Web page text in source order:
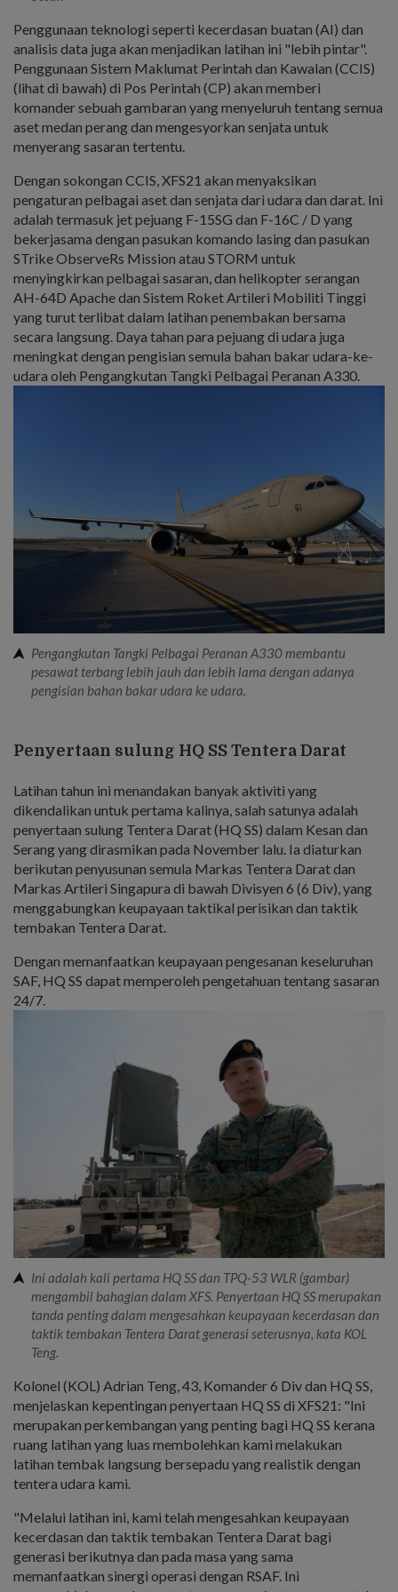
Penggunaan teknologi seperti kecerdasan buatan (AI) dan
analisis data juga akan menjadikan latihan ini "lebih pintar".
Penggunaan Sistem Maklumat Perintah dan Kawalan (CCIS)
(lihat di bawah) di Pos Perintah (CP) akan memberi
komander sebuah gambaran yang menyeluruh tentang semua
aset medan perang dan mengesyorkan senjata untuk
menyerang sasaran tertentu.
Dengan sokongan CCIS, XFS21 akan menyaksikan
pengaturan pelbagai aset dan senjata dari udara dan darat. Ini
adalah termasuk jet pejuang F-15SG dan F-16C / D yang
bekerjasama dengan pasukan komando lasing dan pasukan
STrike ObserveRs Mission atau STORM untuk
menyingkirkan pelbagai sasaran, dan helikopter serangan
AH-64D Apache dan Sistem Roket Artileri Mobiliti Tinggi
yang turut terlibat dalam latihan penembakan bersama
secara langsung. Daya tahan para pejuang di udara juga
meningkat dengan pengisian semula bahan bakar udara-ke-
udara oleh Pengangkutan Tangki Pelbagai Peranan A330.
Pengangkutan Tangki Pelbagai Peranan A330 membantu
pesawat terbang lebih jauh dan lebih lama dengan adanya
pengisian bahan bakar udara ke udara.
Penyertaan sulung HQ SS Tentera Darat
Latihan tahun ini menandakan banyak aktiviti yang
dikendalikan untuk pertama kalinya, salah satunya adalah
penyertaan sulung Tentera Darat (HQ SS) dalam Kesan dan
Serang yang dirasmikan pada November lalu. Ia diaturkan
berikutan penyusunan semula Markas Tentera Darat dan
Markas Artileri Singapura di bawah Divisyen 6 (6 Div), yang
menggabungkan keupayaan taktikal perisikan dan taktik
tembakan Tentera Darat.
Dengan memanfaatkan keupayaan pengesanan keseluruhan
SAF, HQ SS dapat memperoleh pengetahuan tentang sasaran
24/7.
Ini adalah kali pertama HQ SS dan TPQ-53 WLR (gambar)
mengambil bahagian dalam XFS. Penyertaan HQ SS merupakan
tanda penting dalam mengesahkan keupayaan kecerdasan dan
taktik tembakan Tentera Darat generasi seterusnya, kata KOL
Teng.
Kolonel (KOL) Adrian Teng, 43, Komander 6 Div dan HQ SS,
menjelaskan kepentingan penyertaan HQ SS di XFS21: "Ini
merupakan perkembangan yang penting bagi HQ SS kerana
ruang latihan yang luas membolehkan kami melakukan
latihan tembak langsung bersepadu yang realistik dengan
tentera udara kami.
"Melalui latihan ini, kami telah mengesahkan keupayaan
kecerdasan dan taktik tembakan Tentera Darat bagi
generasi berikutnya dan pada masa yang sama
memanfaatkan sinergi operasi dengan RSAF. Ini